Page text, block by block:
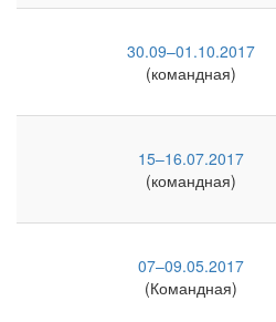
30.09–01.10.2017
(командная)
15–16.07.2017
(командная)
07–09.05.2017
(Командная)